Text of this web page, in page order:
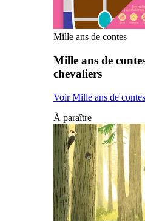
Mille ans de contes
Mille ans de
chevaliers
Voir Mille ans de
À paraître